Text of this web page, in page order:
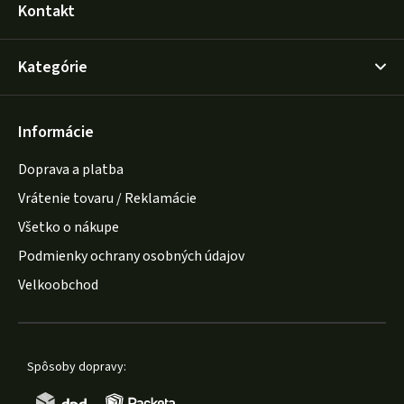
Kontakt
Kategórie
Informácie
Doprava a platba
Vrátenie tovaru / Reklamácie
Všetko o nákupe
Podmienky ochrany osobných údajov
Velkoobchod
Spôsoby dopravy: